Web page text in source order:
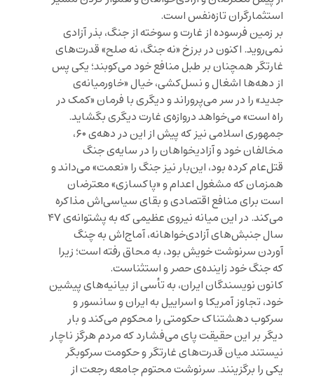
استثمارگران تازه‌نفس است.
بر زمین فرسوده از غارت و سوخته از جنگ، بذر آزادی
نمی‌روید. اکنون در برزخ «نه جنگ، نه صلح» قدرت‌های
غارتگر همچنان بر طبل منافع خود می‌کوبند؛ یکی پس
از دهه‌ها اشغال و نسل‌کشی، خیال «خاورمیانه‌ی
جدید» را در سر می‌پروراند و دیگری با فرمان «کمک در
راه است» می‌خواهد دروازه‌ی غارت دیگری بگشاید.
جمهوری اسلامی نیز که پیش از این در دهه‌ی ۶۰،
مخالفان خود و آزادیخواهان را در سایه‌ی جنگ
قتل‌عام کرده بود، این‌بار نیز جنگ را «نعمت» می‌داند و
همزمان که مشغول اعدام و «پاکسازی» معترضان
است برای منافع اقتصادی و بقای سیاسی‌اش مذاکره
می‌کند. در این میانه نیروی عظیمی که به پشتوانه‌ی ۴۷
سال جنبش‌های آزادی‌خواهانه، آماج‌اش به چنگ
آوردن سرنوشت خویش بود، به محاق رفته است؛ زیرا
که جنگ خود زاینده‌ی حصر و استثناست.
کانون نویسندگان ایران، به تأسی از بیانیه‌های پیشین
خود، تجاوز آمریکا و اسراییل به ایران و سانسور و
سرکوب دهشتناک حکومتی را محکوم می‌کند و بار
دیگر بر این حقیقت پای می‌فشارد که مردم هرگز ناچار
نیستند میان قدرت‌های غارتگر و حکومت سرکوبگر
یکی را برگزینند. سرنوشت محتوم جامعه رجعت از